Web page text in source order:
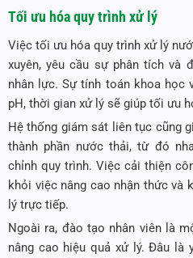
Tối ưu hóa quy trình xử lý
Việc tối ưu hóa quy trình xử lý
xuyên, yêu cầu sự phân tích và
nhân lực. Sự tính toán khoa học
pH, thời gian xử lý sẽ giúp tối ưu
Hệ thống giám sát liên tục cũng
thành phần nước thải, từ đó
chỉnh quy trình. Việc cải thiện
khỏi việc nâng cao nhận thức và
lý trực tiếp.
Ngoài ra, đào tạo nhân viên là
nâng cao hiệu quả xử lý. Đâu là